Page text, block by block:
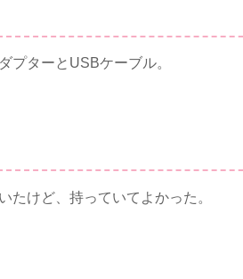
プターとUSBケーブル。
たけど、持っていてよかった。